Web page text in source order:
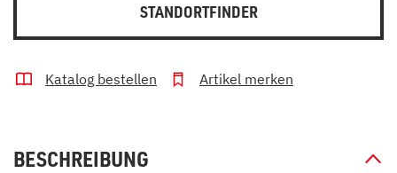
STANDORTFINDER
Katalog bestellen Artikel merken
BESCHREIBUNG